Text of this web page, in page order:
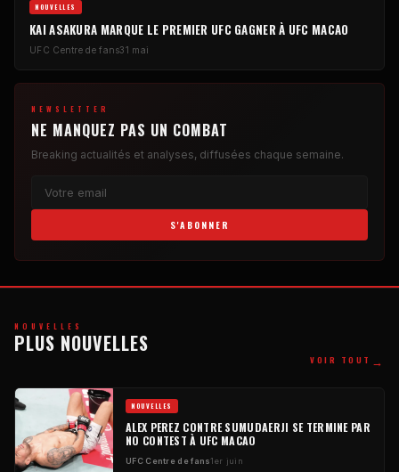
NOUVELLES
KAI ASAKURA MARQUE LE PREMIER UFC GAGNER À UFC MACAO
UFC Centre de fans31 mai
NEWSLETTER
NE MANQUEZ PAS UN COMBAT
Breaking actualités et analyses, diffusées chaque semaine.
S'ABONNER
NOUVELLES
PLUS NOUVELLES
VOIR TOUT →
NOUVELLES
ALEX PEREZ CONTRE SUMUDAERJI SE TERMINE PAR
NO CONTEST À UFC MACAO
UFCCentre de fans1er juin